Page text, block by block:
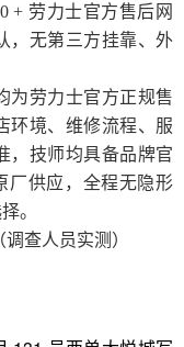
+ 劳力士官方售后网
，无第三方挂靠、外
为劳力士官方正规售
环境、维修流程、服
，技师均具备品牌官
厂供应，全程无隐形
。
查人员实测）